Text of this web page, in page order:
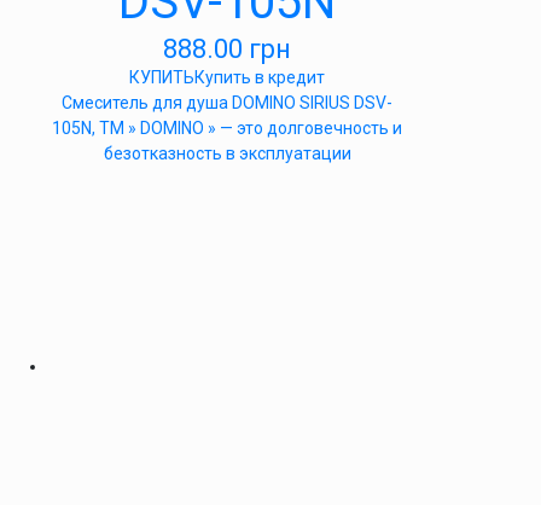
888.00 грн
КУПИТЬКупить в кредит
Cмеситель для душа DOMINO SIRIUS DSV-
105N, ТМ » DOMINO » — это долговечность и
безотказность в эксплуатации